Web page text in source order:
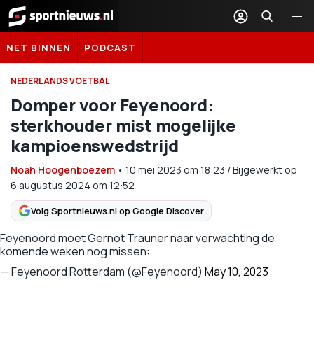
Sportnieuws.nl
NET BINNEN PODCAST
NEDERLANDS VOETBAL
Domper voor Feyenoord:
sterkhouder mist mogelijke
kampioenswedstrijd
Noah Hoogenboezem • 10 mei 2023 om 18:23 /Bijgewerkt op
6 augustus 2024 om 12:52
Volg Sportnieuws.nl op Google Discover
Feyenoord moet Gernot Trauner naar verwachting de
komende weken nog missen:
— Feyenoord Rotterdam (@Feyenoord) May 10, 2023